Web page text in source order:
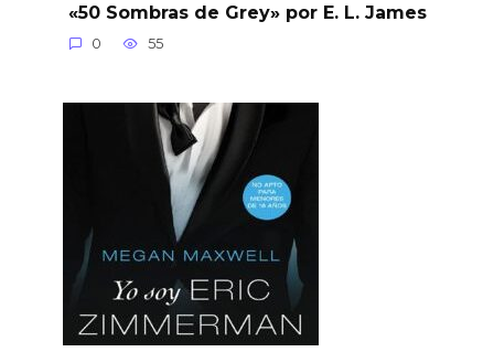
«50 Sombras de Grey» por E. L. James
0 55